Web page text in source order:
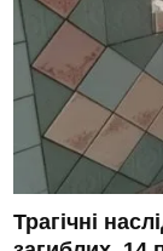
Трагічні